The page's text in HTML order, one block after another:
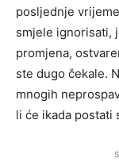
posljednje
smjele ignorisati,
promjena,
ste dugo čekale.
mnogih
li će ikada postati